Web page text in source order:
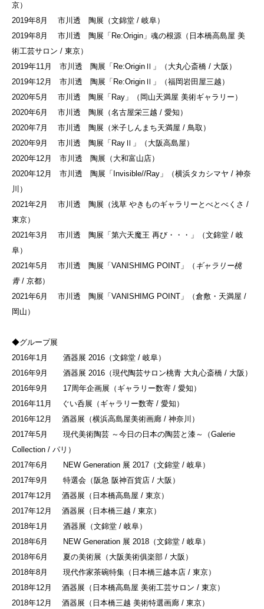
京）
2019年8月 市川透 陶展（文錦堂 / 岐阜）
2019年8月 市川透 陶展「Re:Origin」魂の根源（日本橋高島屋 美
術工芸サロン / 東京）
2019年11月 市川透 陶展「Re:OriginⅡ」（大丸心斎橋 / 大阪）
2019年12月 市川透 陶展「Re:OriginⅡ」（福岡岩田屋三越）
2020年5月 市川透 陶展「Ray」（岡山天満屋 美術ギャラリー）
2020年6月 市川透 陶展（名古屋栄三越 / 愛知）
2020年7月 市川透 陶展（米子しんまち天満屋 / 鳥取）
2020年9月 市川透 陶展「RayⅡ」（大阪高島屋）
2020年12月 市川透 陶展（大和富山店）
2020年12月 市川透 陶展「Invisible//Ray」（横浜タカシマヤ / 神奈
川）
2021年2月 市川透 陶展（浅草 やきものギャラリーとべとべくさ /
東京）
2021年3月 市川透 陶展「第六天魔王 再び・・・」（文錦堂 / 岐
阜）
2021年5月 市川透 陶展「VANISHIMG POINT」（ ギャラリー桃
青/ 京都）
2021年6月 市川透 陶展「VANISHIMG POINT」（倉敷・天満屋 /
岡山）
◆グループ展
2016年1月 酒器展 2016（文錦堂 / 岐阜）
2016年9月 酒器展 2016（現代陶芸サロン桃青 大丸心斎橋 / 大阪）
2016年9月 17周年企画展（ギャラリー数寄 / 愛知）
2016年11月 ぐい呑展（ギャラリー数寄 / 愛知）
2016年12月 酒器展（横浜高島屋美術画廊 / 神奈川）
2017年5月 現代美術陶芸 ～今日の日本の陶芸と漆～（Galerie
Collection / パリ）
2017年6月 NEW Generation 展 2017（文錦堂 / 岐阜）
2017年9月 特選会（阪急 阪神百貨店 / 大阪）
2017年12月 酒器展（日本橋高島屋 / 東京）
2017年12月 酒器展（日本橋三越 / 東京）
2018年1月 酒器展（文錦堂 / 岐阜）
2018年6月 NEW Generation 展 2018（文錦堂 / 岐阜）
2018年6月 夏の美術展（大阪美術俱楽部 / 大阪）
2018年8月 現代作家茶碗特集（日本橋三越本店 / 東京）
2018年12月 酒器展（日本橋高島屋 美術工芸サロン / 東京）
2018年12月 酒器展（日本橋三越 美術特選画廊 / 東京）